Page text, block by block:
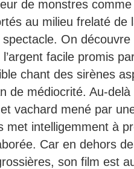
de monstres
au milieu frelaté de
On
facile promis
chant des sirènes
de médiocrité. Au-delà
vachard mené par
met intelligemment à
Car en dehors
son film est